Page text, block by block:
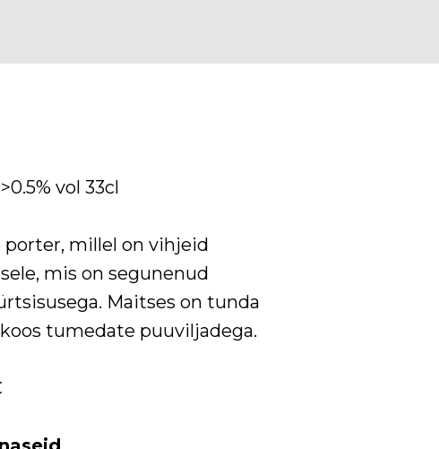
vol 33cl
porter, millel on vihjeid
mis on segunenud
Maitses on tunda
tumedate puuviljadega.